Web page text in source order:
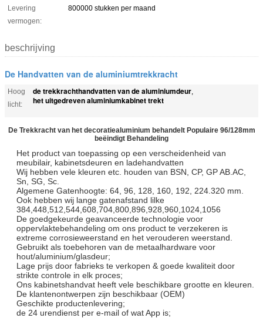
Levering
vermogen:
800000 stukken per maand
beschrijving
De Handvatten van de aluminiumtrekkracht
Hoog
licht:
de trekkrachthandvatten van de aluminiumdeur,
het uitgedreven aluminiumkabinet trekt
De Trekkracht van het decoratiealuminium behandelt Populaire 96/128mm
beëindigt Behandeling
Het product van toepassing op een verscheidenheid van
meubilair, kabinetsdeuren en ladehandvatten
Wij hebben vele kleuren etc. houden van BSN, CP, GP AB.AC,
Sn, SG, Sc.
Algemene Gatenhoogte: 64, 96, 128, 160, 192, 224.320 mm.
Ook hebben wij lange gatenafstand lilke
384,448,512,544,608,704,800,896,928,960,1024,1056
De goedgekeurde geavanceerde technologie voor
oppervlaktebehandeling om ons product te verzekeren is
extreme corrosieweerstand en het verouderen weerstand.
Gebruikt als toebehoren van de metaalhardware voor
hout/aluminium/glasdeur;
Lage prijs door fabrieks te verkopen & goede kwaliteit door
strikte controle in elk proces;
Ons kabinetshandvat heeft vele beschikbare grootte en kleuren.
De klantenontwerpen zijn beschikbaar (OEM)
Geschikte productenlevering;
de 24 urendienst per e-mail of wat App is;